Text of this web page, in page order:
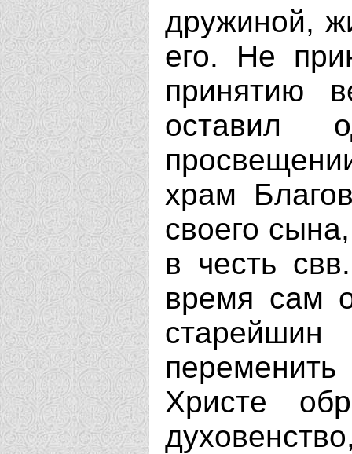
дружиной,
его. Не
принятию
оставил
храм
своего
в честь
время сам
Христе